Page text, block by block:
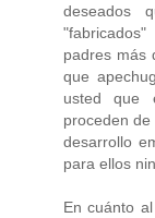
deseados
padres más
que
usted que
proceden
desarrollo
para ellos
En cuánto